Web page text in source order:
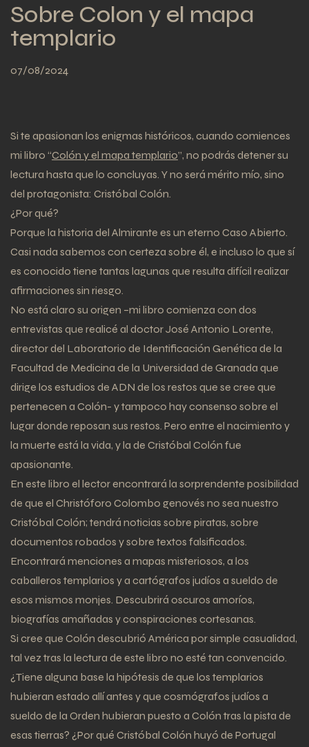
Sobre Colon y el mapa
templario
07/08/2024
Si te apasionan los enigmas históricos, cuando comiences
mi libro “Colón y el mapa templario”, no podrás detener su
lectura hasta que lo concluyas. Y no será mérito mío, sino
del protagonista: Cristóbal Colón.
¿Por qué?
Porque la historia del Almirante es un eterno Caso Abierto.
Casi nada sabemos con certeza sobre él, e incluso lo que sí
es conocido tiene tantas lagunas que resulta difícil realizar
afirmaciones sin riesgo.
No está claro su origen –mi libro comienza con dos
entrevistas que realicé al doctor José Antonio Lorente,
director del Laboratorio de Identificación Genética de la
Facultad de Medicina de la Universidad de Granada que
dirige los estudios de ADN de los restos que se cree que
pertenecen a Colón- y tampoco hay consenso sobre el
lugar donde reposan sus restos. Pero entre el nacimiento y
la muerte está la vida, y la de Cristóbal Colón fue
apasionante.
En este libro el lector encontrará la sorprendente posibilidad
de que el Christóforo Colombo genovés no sea nuestro
Cristóbal Colón; tendrá noticias sobre piratas, sobre
documentos robados y sobre textos falsificados.
Encontrará menciones a mapas misteriosos, a los
caballeros templarios y a cartógrafos judíos a sueldo de
esos mismos monjes. Descubrirá oscuros amoríos,
biografías amañadas y conspiraciones cortesanas.
Si cree que Colón descubrió América por simple casualidad,
tal vez tras la lectura de este libro no esté tan convencido.
¿Tiene alguna base la hipótesis de que los templarios
hubieran estado allí antes y que cosmógrafos judíos a
sueldo de la Orden hubieran puesto a Colón tras la pista de
esas tierras? ¿Por qué Cristóbal Colón huyó de Portugal